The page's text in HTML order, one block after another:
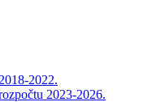
2022.
2023-2026.